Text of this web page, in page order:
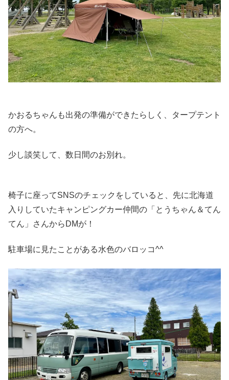
かおるちゃんも出発の準備ができたらしく、タープテント
の方へ。
少し談笑して、数日間のお別れ。
椅子に座ってSNSのチェックをしていると、先に北海道
入りしていたキャンピングカー仲間の「とうちゃん＆てん
てん」さんからDMが！
駐車場に見たことがある水色のバロッコ^^